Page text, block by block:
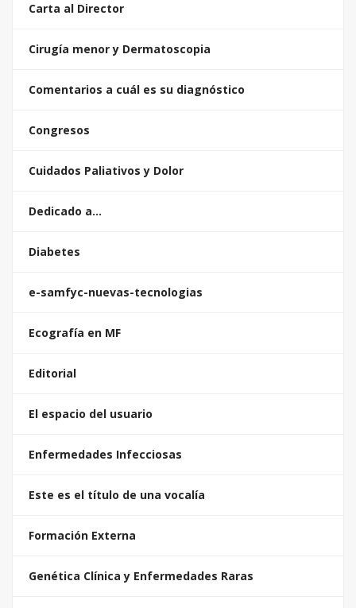
Carta al Director
Cirugía menor y Dermatoscopia
Comentarios a cuál es su diagnóstico
Congresos
Cuidados Paliativos y Dolor
Dedicado a…
Diabetes
e-samfyc-nuevas-tecnologias
Ecografía en MF
Editorial
El espacio del usuario
Enfermedades Infecciosas
Este es el título de una vocalía
Formación Externa
Genética Clínica y Enfermedades Raras